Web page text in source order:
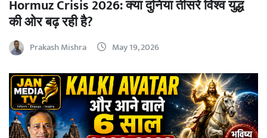
Hormuz Crisis 2026: क्या दुनिया तीसरे विश्व युद्ध
की ओर बढ़ रही है?
Prakash Mishra May 19, 2026